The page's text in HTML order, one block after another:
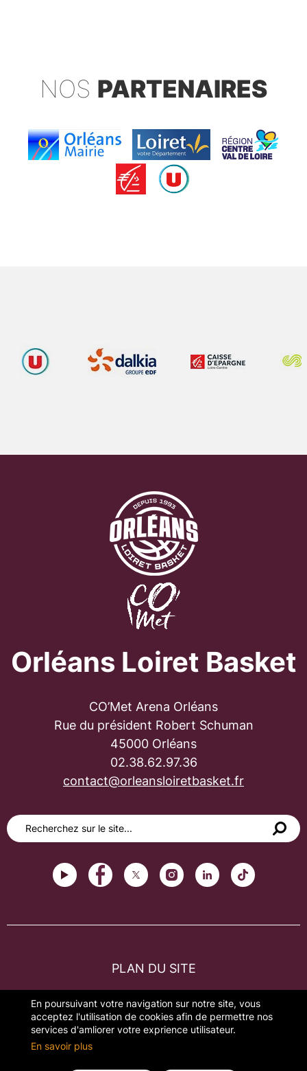
NOS PARTENAIRES
En poursuivant votre navigation sur notre site, vous
acceptez l'utilisation de cookies afin de permettre nos
services d'amliorer votre exprience utilisateur.
En savoir plus
Orléans Loiret Basket
CO’Met Arena Orléans
Rue du président Robert Schuman
45000 Orléans
02.38.62.97.36
contact@orleansloiretbasket.fr
PLAN DU SITE
MENTIONS LÉGALES
GESTION DES COOKIES